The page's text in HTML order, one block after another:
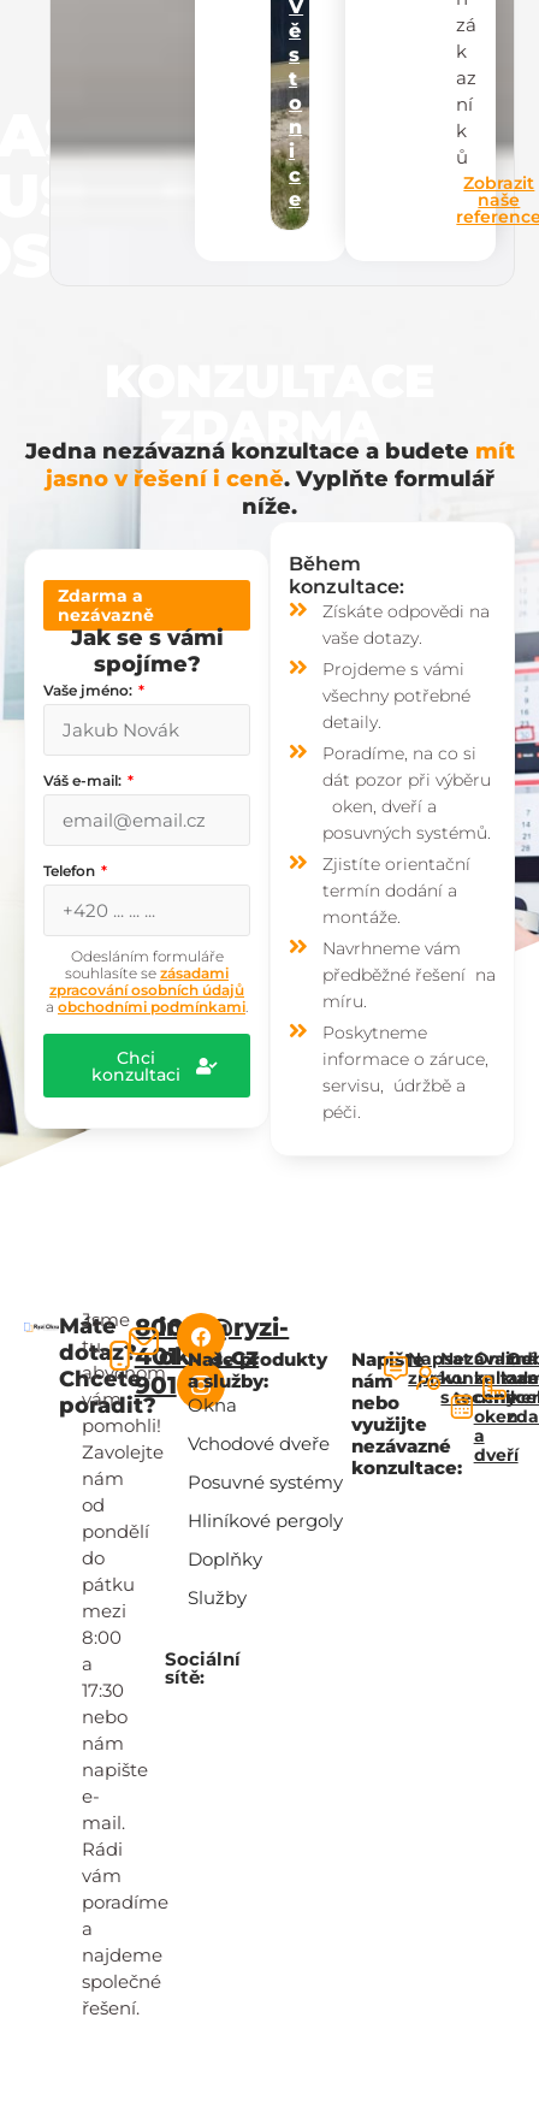
V
ě
s
t
o
n
i
c
e
zá
k
az
ní
k
ů
Zobrazit
naše
ZDARMA
Jedna nezávazná konzultace a budete mít
jasno v řešení i ceně. Vyplňte formulář
níže.
Zdarma a
nezávazně
Jak se s vámi
spojíme?
Vaše jméno:
Váš e-mail:
Telefon
Odesláním formuláře
souhlasíte se zásadami
zpracování osobních údajů
a obchodními podmínkami
Chci
konzultaci
Během
konzultace:
Získáte odpovědi na
vaše dotazy.
Projdeme s vámi
všechny potřebné
detaily.
Poradíme, na co si
dát pozor při výběru
oken, dveří a
posuvných systémů.
Zjistíte orientační
termín dodání a
montáže.
Navrhneme vám
předběžné řešení na
míru.
Poskytneme
informace o záruce,
servisu, údržbě a
péči.
Máte
dotaz?
Chcete
poradit?
Jsme
tu,
abychom
vám
pomohli!
Zavolejte
nám
od
pondělí
do
pátku
mezi
8:00
a
17:30
nebo
nám
napište
e-
mail.
Rádi
vám
poradíme
a
najdeme
společné
řešení.
800
401
901
info@ryzi-
okna.cz
Sociální
sítě:
Naše produkty
a služby:
Okna
Vchodové dveře
Posuvné systémy
Hliníkové pergoly
Doplňky
Služby
Napište
nám
nebo
využijte
nezávazné
konzultace:
Napsat
zprávu
Nezávazná
konzultace
s
Online
ceny
oken
a
dveří